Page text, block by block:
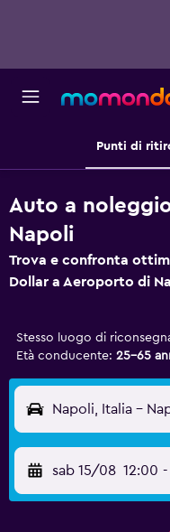
Punti di
Auto a
Napoli
Trova e confronta
Dollar a Aeroporto di
Stesso luogo di
Età conducente: 25-65
Napoli, Italia -
sab 15/08 12:00 -